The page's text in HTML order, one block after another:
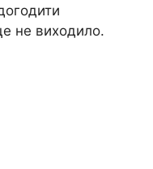
не виходило.